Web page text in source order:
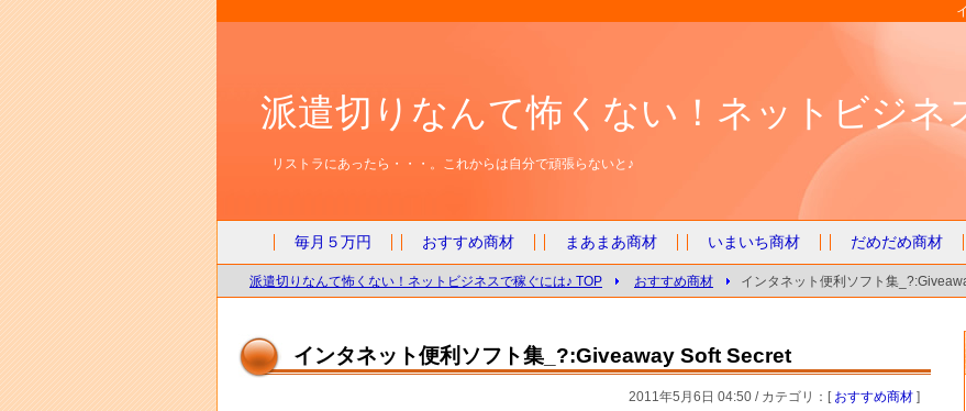
派遣切りなんて怖くない！ネットビジネ
リストラにあったら・・・。これからは自分で頑張らないと♪
毎月５万円 おすすめ商材 まあまあ商材 いまいち商材 だめだめ商材
派遣切りなんて怖くない！ネットビジネスで稼ぐには♪ TOP おすすめ商材 インタネット便利ソフト集
インタネット便利ソフト集_?:Giveaway Soft Secret
2011年5月6日 04:50 / カテゴリ：[ おすすめ商材 ]